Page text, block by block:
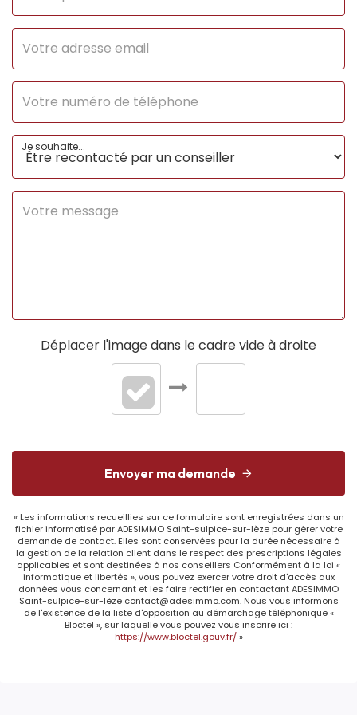
Mode Chauffage
Electrique
Etat intérieur
Cheminée
Conduit existant
Calme
Oui
Clair
Oui
AUTRES
Type de
Stationnement
Extérieur
DIAGNOSTICS
Concerné par un
Etat des Risques et
Pollutions (ERP)
Non
Oui
Je souhaite...
Déplacer l'image dans le cadre vide à droite
Envoyer ma demande
« Les informations recueillies sur ce formulaire sont enregistrées dans un
fichier informatisé par ADESIMMO Saint-sulpice-sur-lèze pour gérer votre
demande de contact. Elles sont conservées pour la durée nécessaire à
la gestion de la relation client dans le respect des prescriptions légales
applicables et sont destinées à nos conseillers Conformément à la loi «
informatique et libertés », vous pouvez exercer votre droit d'accès aux
données vous concernant et les faire rectifier en contactant ADESIMMO
Saint-sulpice-sur-lèze contact@adesimmo.com. Nous vous informons
de l'existence de la liste d'opposition au démarchage téléphonique «
Bloctel », sur laquelle vous pouvez vous inscrire ici :
https://www.bloctel.gouv.fr/»